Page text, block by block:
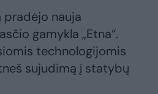
nauja
gamykla „Etna“.
technologijomis
sujudimą į statybų